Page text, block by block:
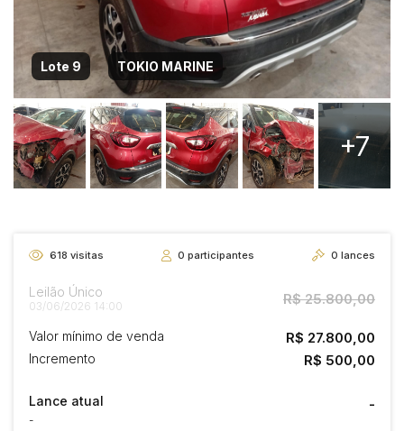
Lote 9 TOKIO MARINE
+7
618 visitas 0 participantes 0 lances
Leilão Único
03/06/2026 14:00 R$ 25.800,00
Valor mínimo de venda R$ 27.800,00
Incremento R$ 500,00
Lance atual
-
-